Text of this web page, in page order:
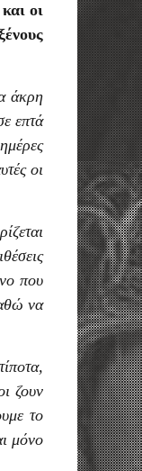
οι
άκρη
επτά
οι
που
να
ζουν
το
μόνο